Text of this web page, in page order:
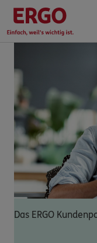
Das ERGO